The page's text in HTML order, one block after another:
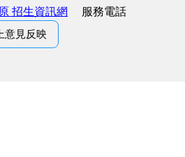
招生資訊網
服務電話
意見反映